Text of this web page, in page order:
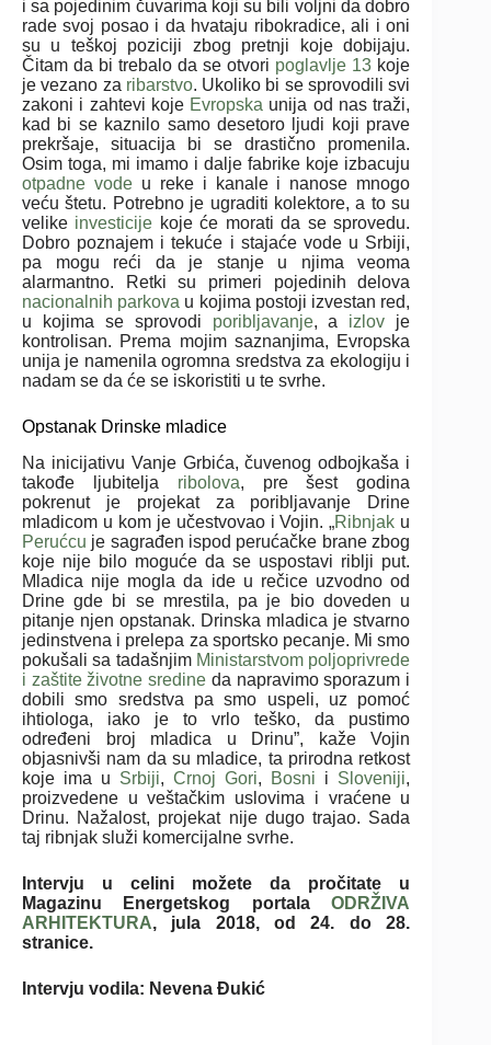
i sa pojedinim čuvarima koji su bili voljni da dobro
rade svoj posao i da hvataju ribokradice, ali i oni
su u teškoj poziciji zbog pretnji koje dobijaju.
Čitam da bi trebalo da se otvori poglavlje 13 koje
je vezano za ribarstvo. Ukoliko bi se sprovodili svi
zakoni i zahtevi koje Evropska unija od nas traži,
kad bi se kaznilo samo desetoro ljudi koji prave
prekršaje, situacija bi se drastično promenila.
Osim toga, mi imamo i dalje fabrike koje izbacuju
otpadne vodeu reke i kanale i nanose mnogo
veću štetu. Potrebno je ugraditi kolektore, a to su
velike investicije koje će morati da se sprovedu.
Dobro poznajem i tekuće i stajaće vode u Srbiji,
pa mogu reći da je stanje u njima veoma
alarmantno. Retki su primeri pojedinih delova
nacionalnih parkova u kojima postoji izvestan red,
u kojima se sprovodi poribljavanje, a izlov je
kontrolisan. Prema mojim saznanjima, Evropska
unija je namenila ogromna sredstva za ekologiju i
nadam se da će se iskoristiti u te svrhe.
Opstanak Drinske mladice
Na inicijativu Vanje Grbića, čuvenog odbojkaša i
takođe ljubitelja ribolova, pre šest godina
pokrenut je projekat za poribljavanje Drine
mladicom u kom je učestvovao i Vojin. „Ribnjak u
Perućcu je sagrađen ispod perućačke brane zbog
koje nije bilo moguće da se uspostavi riblji put.
Mladica nije mogla da ide u rečice uzvodno od
Drine gde bi se mrestila, pa je bio doveden u
pitanje njen opstanak. Drinska mladica je stvarno
jedinstvena i prelepa za sportsko pecanje. Mi smo
pokušali sa tadašnjim Ministarstvom poljoprivrede
i zaštite životne sredine da napravimo sporazum i
dobili smo sredstva pa smo uspeli, uz pomoć
ihtiologa, iako je to vrlo teško, da pustimo
određeni broj mladica u Drinu”, kaže Vojin
objasnivši nam da su mladice, ta prirodna retkost
koje ima u Srbiji,Crnoj Gori, Bosni i Sloveniji,
proizvedene u veštačkim uslovima i vraćene u
Drinu. Nažalost, projekat nije dugo trajao. Sada
taj ribnjak služi komercijalne svrhe.
Intervju u celini možete da pročitate u
Magazinu Energetskog portalaODRŽIVA
ARHITEKTURA, jula 2018, od 24. do 28.
stranice.
Intervju vodila: Nevena Đukić